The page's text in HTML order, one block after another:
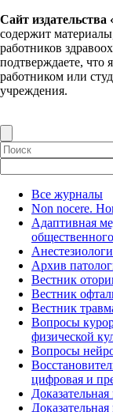
Сайт
содержит
работников
подтверждаете,
работником или
учреждения.
Все журналы
Non nocere.
Адаптивная
Архив
Вестник
Вестник
Вестник
Вопросы
физической
Вопросы
цифровая и